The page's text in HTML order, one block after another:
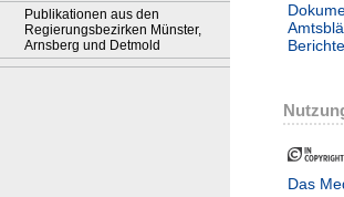
Publikationen aus den
Regierungsbezirken Münster,
Arnsberg und Detmold
Berichte
Das